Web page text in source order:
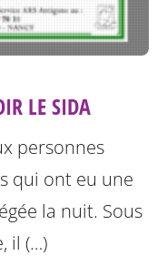
LE SIDA
personnes
qui ont eu une
la nuit. Sous
il (…)